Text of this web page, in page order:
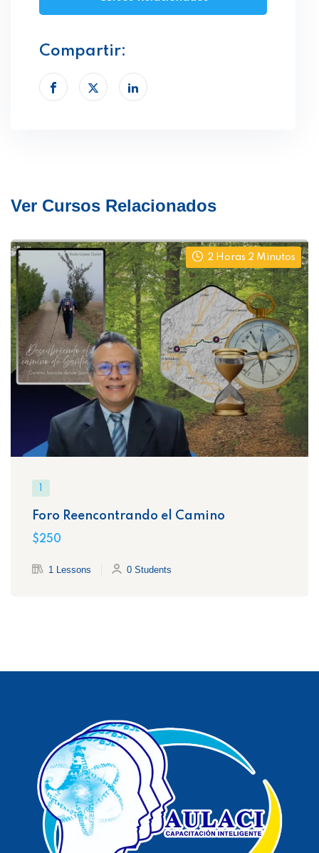
Compartir:
Ver Cursos Relacionados
2 Horas 2 Minutos
Foro Reencontrando el Camino
$250
1 Lessons 0 Students